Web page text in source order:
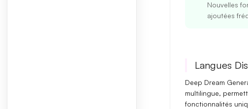
Nouvelles
ajoutées
Langues
Deep Dream
multilingue,
fonctionnalités